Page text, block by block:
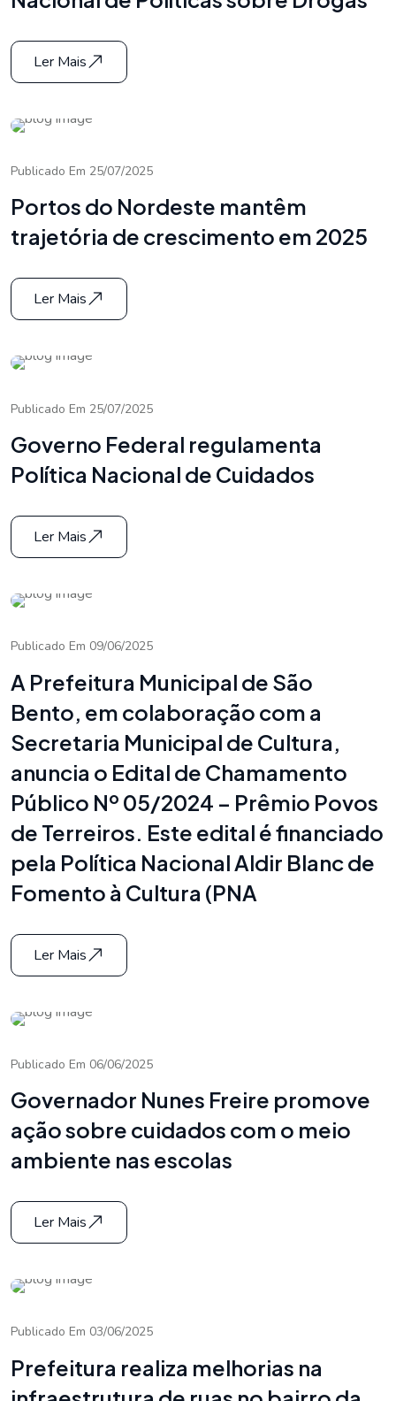
Ler Mais
Publicado Em 25/07/2025
Portos do Nordeste mantêm
trajetória de crescimento em 2025
Ler Mais
Publicado Em 25/07/2025
Governo Federal regulamenta
Política Nacional de Cuidados
Ler Mais
Publicado Em 09/06/2025
A Prefeitura Municipal de São
Bento, em colaboração com a
Secretaria Municipal de Cultura,
anuncia o Edital de Chamamento
Público Nº 05/2024 – Prêmio Povos
de Terreiros. Este edital é financiado
pela Política Nacional Aldir Blanc de
Fomento à Cultura (PNA
Ler Mais
Publicado Em 06/06/2025
Governador Nunes Freire promove
ação sobre cuidados com o meio
ambiente nas escolas
Ler Mais
Publicado Em 03/06/2025
Prefeitura realiza melhorias na